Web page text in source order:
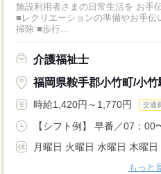
施設利用者さまの日常生活を お手伝いす
■レクリエーションの準備やお手
掃除 ■歩行...
介護福祉士
福岡県鞍手郡小竹町/小竹
時給1,420円～1,770円 交通
【シフト例】 早番／07：00
月曜日 火曜日 水曜日 木曜
もっと